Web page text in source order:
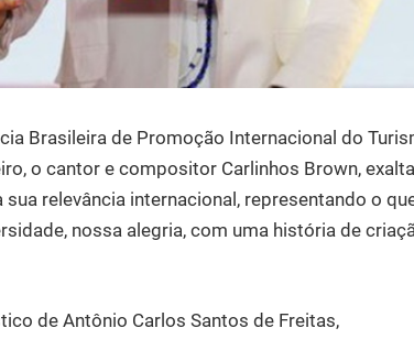
Brasileira de Promoção Internacional do
o cantor e compositor Carlinhos Brown,
relevância internacional, representando o
nossa alegria, com uma história de
de Antônio Carlos Santos de Freitas,